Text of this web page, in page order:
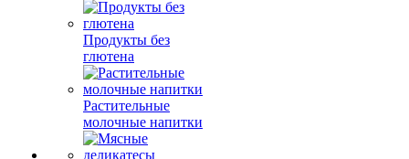
Продукты без
глютена
Растительные
молочные напитки